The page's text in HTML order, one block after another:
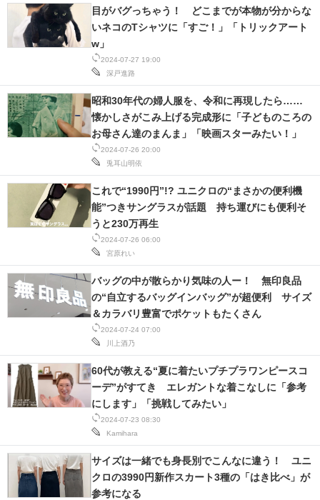
エネルギーの専門メディア
建設×テクノロジーの最前線
ちょっと気になるネットの話題
2024-07-27 19:00
深戸進路
目がバグっちゃう！ どこまでが本物が分からな
いネコのTシャツに「すご！」「トリックアート
w」
2024-07-26 20:00
兎耳山明依
昭和30年代の婦人服を、令和に再現したら……
懐かしさがこみ上げる完成形に「子どものころの
お母さん達のまんま」「映画スターみたい！」
2024-07-26 06:00
宮原れい
これで“1990円”!? ユニクロの“まさかの便利機
能”つきサングラスが話題 持ち運びにも便利そ
うと230万再生
2024-07-24 07:00
川上酒乃
バッグの中が散らかり気味の人ー！ 無印良品
の“自立するバッグインバッグ”が超便利 サイズ
＆カラバリ豊富でポケットもたくさん
2024-07-23 08:30
Kamihara
60代が教える“夏に着たいプチプラワンピースコ
ーデ”がすてき エレガントな着こなしに「参考
にします」「挑戦してみたい」
サイズは一緒でも身長別でこんなに違う！ ユニ
クロの3990円新作スカート3種の「はき比べ」が
参考になる